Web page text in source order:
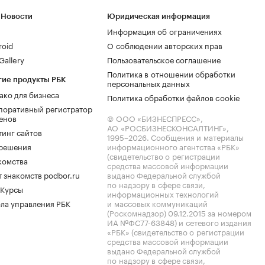
продукты РБК
для бизнеса
регистратор
сайтов
знакомств podbor.ru
управления РБК
Юридическая информация
Информация об ограничениях
О соблюдении авторских прав
Пользовательское соглашение
Политика в отношении обработки
персональных данных
Политика обработки файлов cookie
© ООО «БИЗНЕСПРЕСС»,
АО «РОСБИЗНЕСКОНСАЛТИНГ»,
1995–2026. Сообщения и материалы
информационного агентства «РБК»
(свидетельство о регистрации
средства массовой информации
выдано Федеральной службой
по надзору в сфере связи,
информационных технологий
и массовых коммуникаций
(Роскомнадзор) 09.12.2015 за номером
ИА №ФС77-63848) и сетевого издания
«РБК» (свидетельство о регистрации
средства массовой информации
выдано Федеральной службой
по надзору в сфере связи,